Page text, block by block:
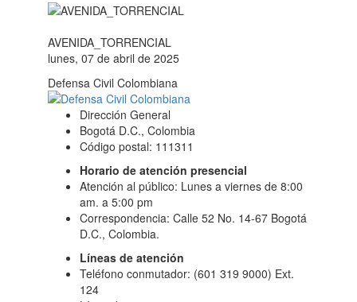
AVENIDA_TORRENCIAL
lunes, 07 de abril de 2025
Defensa Civil Colombiana
Dirección General
Bogotá D.C., Colombia
Código postal: 111311
Horario de atención presencial
Atención al público: Lunes a viernes de 8:00
am. a 5:00 pm
Correspondencia: Calle 52 No. 14-67 Bogotá
D.C., Colombia.
Líneas de atención
Teléfono conmutador: (601 319 9000) Ext.
124